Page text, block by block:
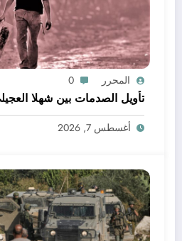
المحرر 0
تأويل الصدمات بين شهلا
أغسطس 7, 2026